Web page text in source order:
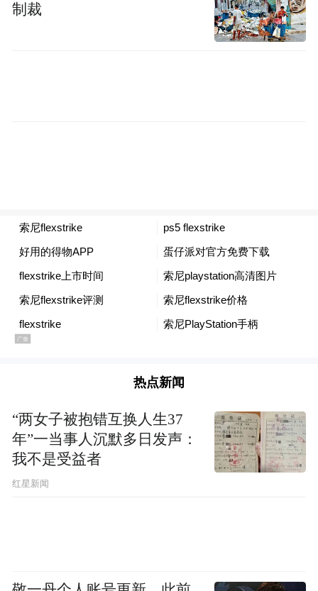
“特别声明：以上作品内容(包括在内的视频、图片或音
频)为凤凰网旗下自媒体平台“大风号”用户上传并发
制裁
热点新闻
“两女子被抱错互换人生37
年”一当事人沉默多日发声：
我不是受益者
红星新闻